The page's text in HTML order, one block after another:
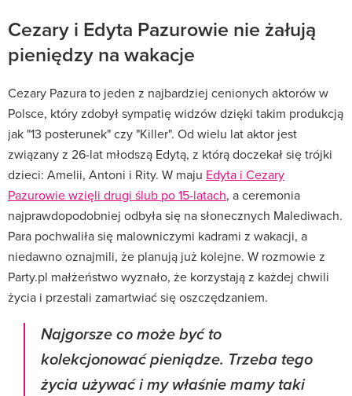
Cezary i Edyta Pazurowie nie żałują
pieniędzy na wakacje
Cezary Pazura to jeden z najbardziej cenionych aktorów w
Polsce, który zdobył sympatię widzów dzięki takim produkcją
jak "13 posterunek" czy "Killer". Od wielu lat aktor jest
związany z 26-lat młodszą Edytą, z którą doczekał się trójki
dzieci: Amelii, Antoni i Rity. W maju Edyta i Cezary
Pazurowie wzięli drugi ślub po 15-latach, a ceremonia
najprawdopodobniej odbyła się na słonecznych Malediwach.
Para pochwaliła się malowniczymi kadrami z wakacji, a
niedawno oznajmili, że planują już kolejne. W rozmowie z
Party.pl małżeństwo wyznało, że korzystają z każdej chwili
życia i przestali zamartwiać się oszczędzaniem.
Najgorsze co może być to
kolekcjonować pieniądze. Trzeba tego
życia używać i my właśnie mamy taki